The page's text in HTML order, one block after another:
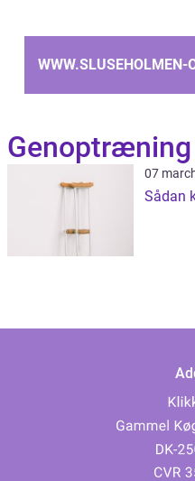
WWW.SLUSEHOLMEN-
Genoptræning
07
Sådan